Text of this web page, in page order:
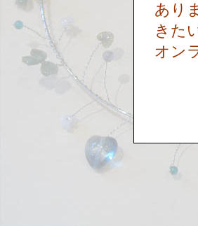
あり
きた
オン